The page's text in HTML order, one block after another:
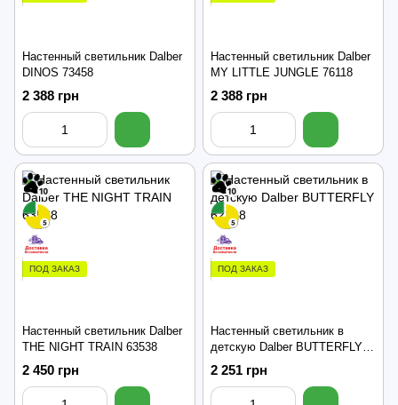
Настенный светильник Dalber
DINOS 73458
2 388 грн
Настенный светильник Dalber
MY LITTLE JUNGLE 76118
2 388 грн
ПОД ЗАКАЗ
Настенный светильник Dalber
THE NIGHT TRAIN 63538
2 450 грн
ПОД ЗАКАЗ
Настенный светильник в
детскую Dalber BUTTERFLY
62148
2 251 грн